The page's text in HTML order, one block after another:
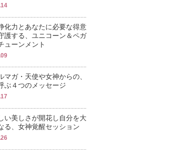
化力とあなたに必要な得意
護する、ユニコーン＆ペガ
ューンメント
マガ・天使や女神からの、
ぶ４つのメッセージ
い美しさが開花し自分を大
る、女神覚醒セッション